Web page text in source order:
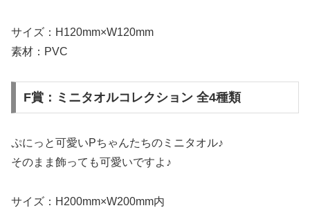
サイズ：H120mm×W120mm
素材：PVC
F賞：ミニタオルコレクション 全4種類
ぷにっと可愛いPちゃんたちのミニタオル♪
そのまま飾っても可愛いですよ♪
サイズ：H200mm×W200mm内